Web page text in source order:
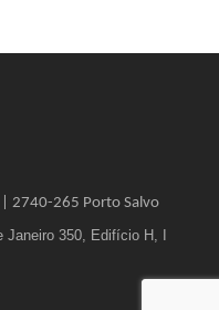
2740-265 Porto Salvo
Janeiro 350, Edifício H, I